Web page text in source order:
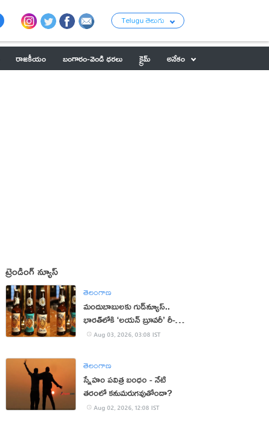
Telugu తెలుగు
రాజకీయం బంగారం-వెండి ధరలు క్రైమ్
అనేకం
ట్రెండింగ్ న్యూస్
తెలంగాణ
మందుబాబులకు గుడ్‌న్యూస్..
భారత్‌లోకి ‘లయన్ బ్రూవరీ’ రీ-
ఎంట్రీAug 03, 2026, 03:08 IST
తెలంగాణ
స్నేహం పవిత్ర బంధం - నేటి
తరంలో కనుమరుగవుతోందా?
Aug 02, 2026, 12:08 IST